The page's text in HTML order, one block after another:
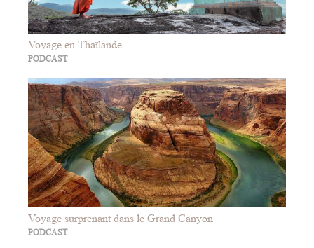
Voyage en Thaïlande
PODCAST
Voyage surprenant dans le Grand Canyon
PODCAST